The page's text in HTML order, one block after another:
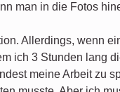
man in die Fotos
Allerdings, wenn
ich 3 Stunden lang
meine Arbeit zu